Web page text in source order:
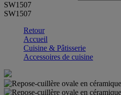
SW1507
SW1507
Retour
Accueil
Cuisine & Pâtisserie
Accessoires de cuisine